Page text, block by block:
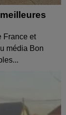
France et
média Bon